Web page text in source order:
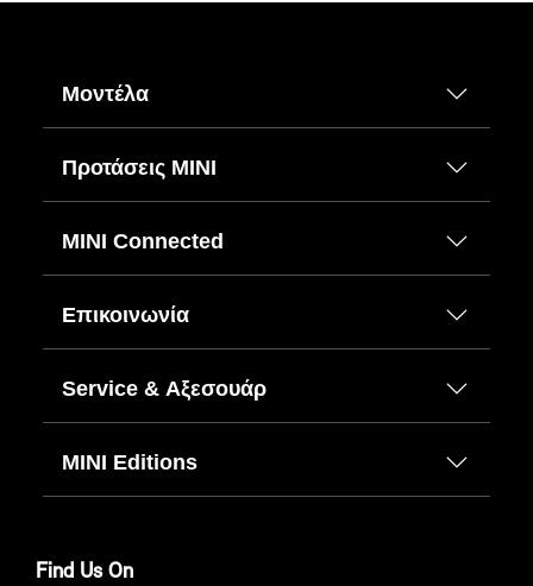
Μοντέλα
Προτάσεις ΜΙΝΙ
MINI Connected
Επικοινωνία
Service & Αξεσουάρ
MINI Editions
Find Us On